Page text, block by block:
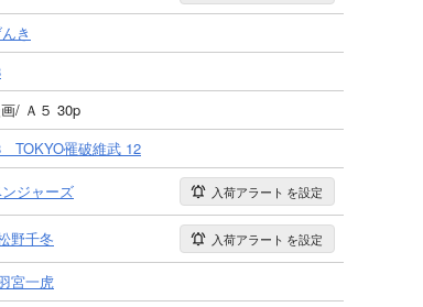
き
/ Ａ５ 30p
TOKYO罹破維武 12
ジャーズ 入荷アラート を設定
野千冬 入荷アラート を設定
宮一虎